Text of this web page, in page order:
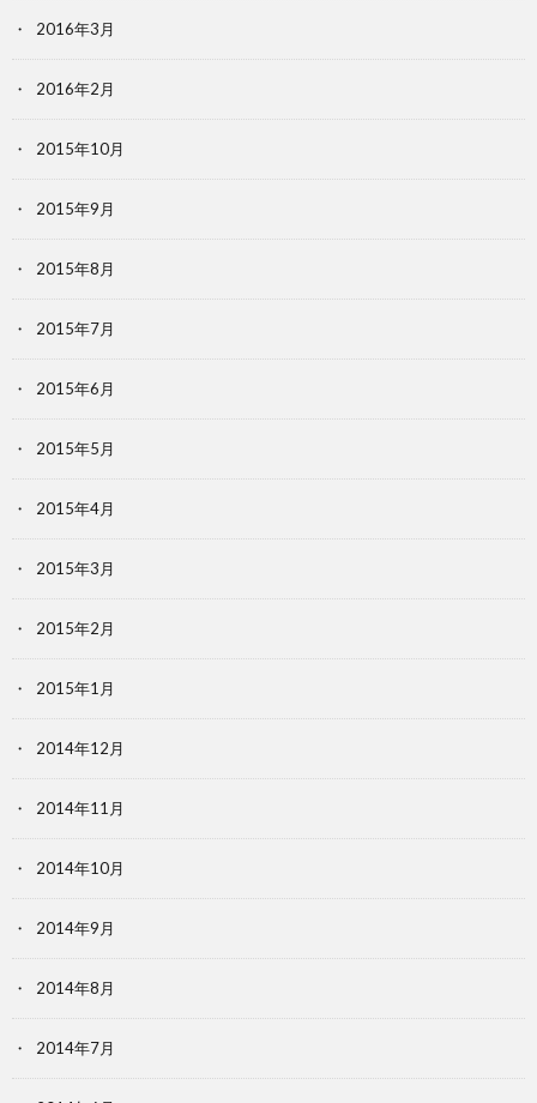
2016年3月
2016年2月
2015年10月
2015年9月
2015年8月
2015年7月
2015年6月
2015年5月
2015年4月
2015年3月
2015年2月
2015年1月
2014年12月
2014年11月
2014年10月
2014年9月
2014年8月
2014年7月